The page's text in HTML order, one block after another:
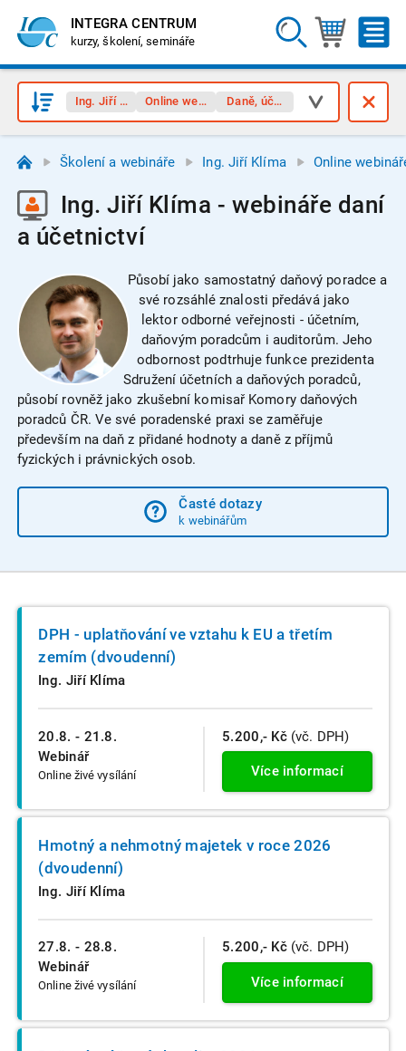
INTEGRA CENTRUM
kurzy, školení, semináře
Ing. Jiří KlímaOnline webinářeDaně, účetnictví
Školení a webináře Ing. Jiří Klíma Online
Ing. Jiří Klíma - webináře daní
a účetnictví
Působí jako samostatný daňový poradce a
své rozsáhlé znalosti předává jako
lektor odborné veřejnosti - účetním,
daňovým poradcům i auditorům. Jeho
odbornost podtrhuje funkce prezidenta
Sdružení účetních a daňových poradců,
působí rovněž jako zkušební komisař Komory daňových
poradců ČR. Ve své poradenské praxi se zaměřuje
především na daň z přidané hodnoty a daně z příjmů
fyzických i právnických osob.
Časté dotazy
k webinářům
20.8. - 21.8.
Webinář
Online živé vysílání
DPH - uplatňování ve vztahu k EU a třetím
zemím (dvoudenní)
Ing. Jiří Klíma
5.200,- Kč (vč. DPH)
Více informací
27.8. - 28.8.
Webinář
Online živé vysílání
Hmotný a nehmotný majetek v roce 2026
(dvoudenní)
Ing. Jiří Klíma
5.200,- Kč (vč. DPH)
Více informací